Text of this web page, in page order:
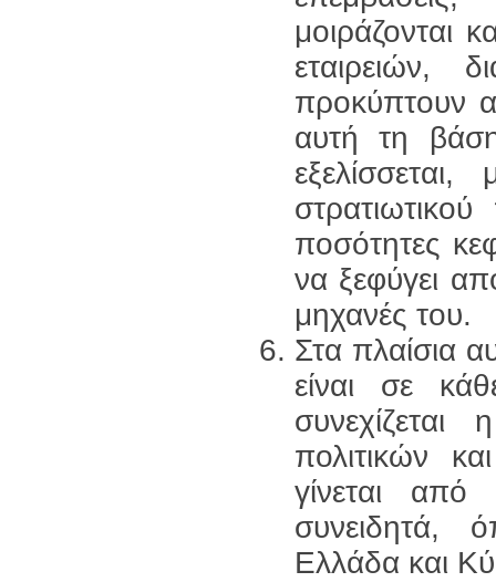
μοιράζονται
εταιρειών,
προκύπτουν
αυτή τη
ποσότητες
να ξεφύγει
μηχανές του.
Στα πλαίσια
είναι σε
πολιτικών
γίνεται
συνειδητά,
Ελλάδα και